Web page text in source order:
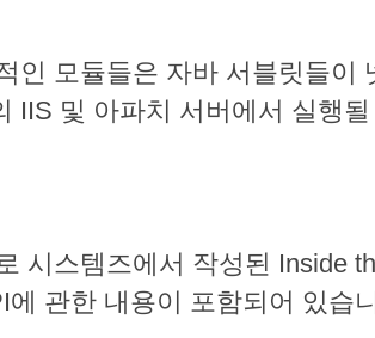
인 모듈들은 자바 서블릿들이
IIS 및 아파치 서버에서 실행
시스템즈에서 작성된 Inside
에 관한 내용이 포함되어 있습